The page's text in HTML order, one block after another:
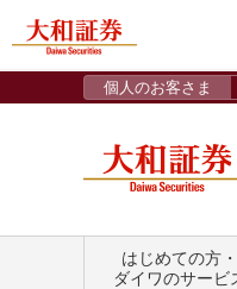
個人のお客さま
はじめての方・
ダイワのサービ